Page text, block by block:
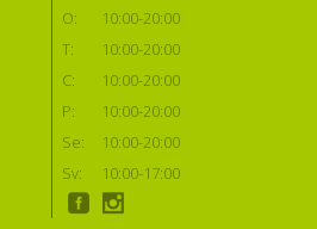
O:
10:00-20:00
T:
10:00-20:00
C:
10:00-20:00
P:
10:00-20:00
Se:
10:00-20:00
Sv:
10:00-17:00